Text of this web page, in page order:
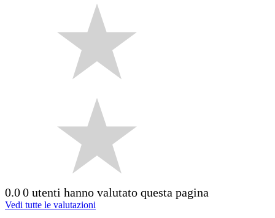
0.00 utenti hanno valutato questa pagina
Vedi tutte le valutazioni